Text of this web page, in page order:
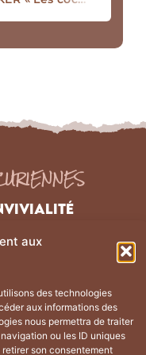
aux
des technologies
aux informations des
nous permettra de traiter
ou les ID uniques
son consentement
Liens Légaux
de confidentialité
CGV
Plan du site